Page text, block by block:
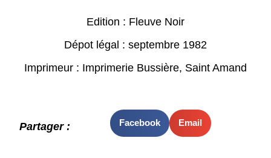
Edition : Fleuve Noir
Dépot légal : septembre 1982
Imprimeur : Imprimerie Bussière, Saint Amand
Partager : Facebook Email